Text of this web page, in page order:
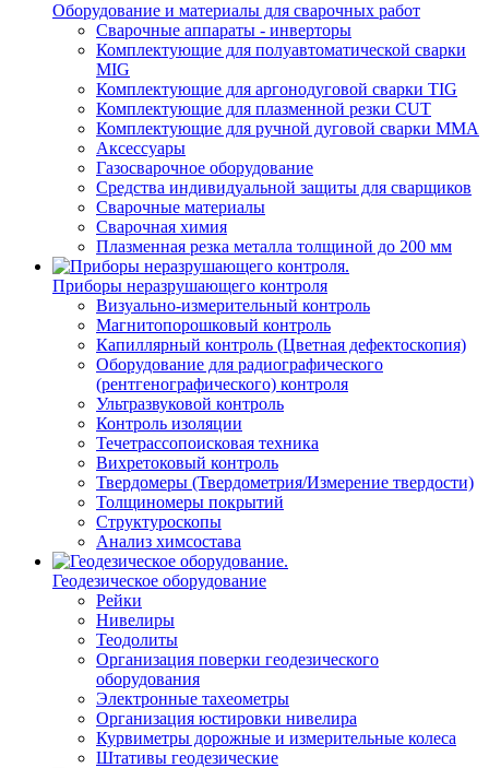
Оборудование и материалы для сварочных работ
Сварочные аппараты - инверторы
Комплектующие для полуавтоматической сварки
MIG
Комплектующие для аргонодуговой сварки TIG
Комплектующие для плазменной резки CUT
Комплектующие для ручной дуговой сварки MMA
Аксессуары
Газосварочное оборудование
Средства индивидуальной защиты для сварщиков
Сварочные материалы
Сварочная химия
Плазменная резка металла толщиной до 200 мм
Приборы неразрушающего контроля
Визуально-измерительный контроль
Магнитопорошковый контроль
Капиллярный контроль (Цветная дефектоскопия)
Оборудование для радиографического
(рентгенографического) контроля
Ультразвуковой контроль
Контроль изоляции
Течетрассопоисковая техника
Вихретоковый контроль
Твердомеры (Твердометрия/Измерение твердости)
Толщиномеры покрытий
Структуроскопы
Анализ химсостава
Геодезическое оборудование
Рейки
Нивелиры
Теодолиты
Организация поверки геодезического
оборудования
Электронные тахеометры
Организация юстировки нивелира
Курвиметры дорожные и измерительные колеса
Штативы геодезические